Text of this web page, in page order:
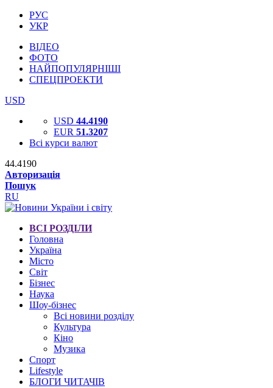
РУС
УКР
ВІДЕО
ФОТО
НАЙПОПУЛЯРНІШІ
СПЕЦПРОЕКТИ
USD
USD 44.4190
EUR 51.3207
Всі курси валют
44.4190
Авторизація
Пошук
RU
ВСІ РОЗДІЛИ
Головна
Україна
Місто
Світ
Бізнес
Наука
Шоу-бізнес
Всі новини розділу
Культура
Кіно
Музика
Спорт
Lifestyle
БЛОГИ ЧИТАЧІВ